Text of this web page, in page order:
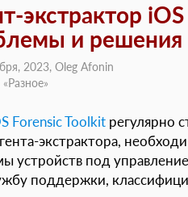
экстрактор
и решения
2023, Oleg Afonin
Разное»
Forensic Toolkit регулярно
экстрактора,
устройств под
поддержки,